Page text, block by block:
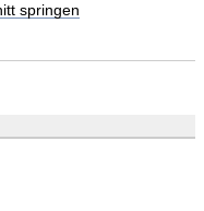
springen